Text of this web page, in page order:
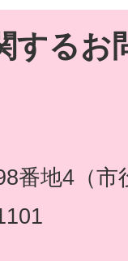
するお
番地4（市